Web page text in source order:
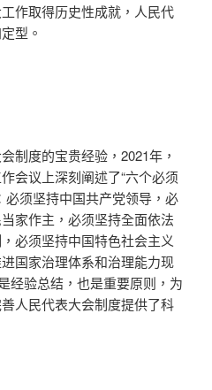
作取得历史性成就，人民代
型。
制度的宝贵经验，2021年，
会议上深刻阐述了“六个必须
必须坚持中国共产党领导，必
家作主，必须坚持全面依法
必须坚持中国特色社会主义
国家治理体系和治理能力现
经验总结，也是重要原则，为
人民代表大会制度提供了科